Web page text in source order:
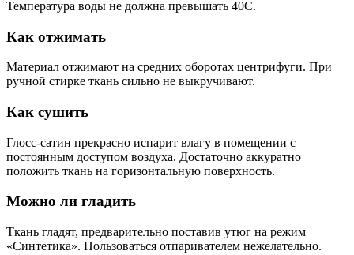
Температура воды не должна превышать 40С.
Как отжимать
Материал отжимают на средних оборотах центрифуги. При
ручной стирке ткань сильно не выкручивают.
Как сушить
Глосс-сатин прекрасно испарит влагу в помещении с
постоянным доступом воздуха. Достаточно аккуратно
положить ткань на горизонтальную поверхность.
Можно ли гладить
Ткань гладят, предварительно поставив утюг на режим
«Синтетика». Пользоваться отпаривателем нежелательно.